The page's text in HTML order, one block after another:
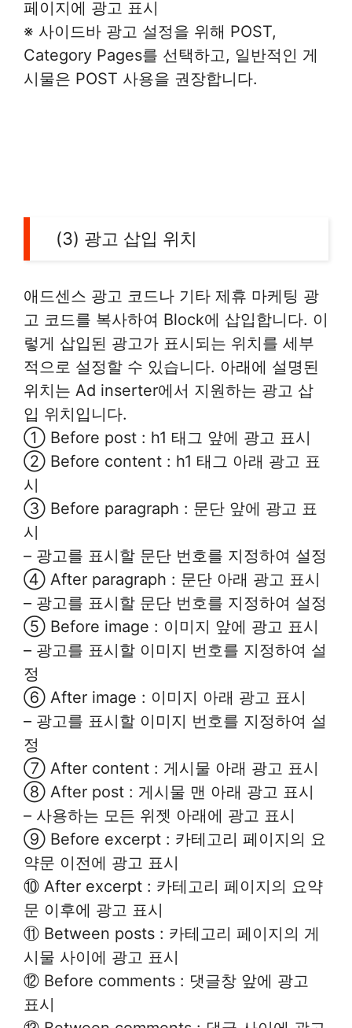
페이지에 광고 표시
※ 사이드바 광고 설정을 위해 POST,
Category Pages를 선택하고, 일반적인 게
시물은 POST 사용을 권장합니다.
(3) 광고 삽입 위치
애드센스 광고 코드나 기타 제휴 마케팅 광
고 코드를 복사하여 Block에 삽입합니다. 이
렇게 삽입된 광고가 표시되는 위치를 세부
적으로 설정할 수 있습니다. 아래에 설명된
위치는 Ad inserter에서 지원하는 광고 삽
입 위치입니다.
① Before post : h1 태그 앞에 광고 표시
② Before content : h1 태그 아래 광고 표
시
③ Before paragraph : 문단 앞에 광고 표
시
– 광고를 표시할 문단 번호를 지정하여 설정
④ After paragraph : 문단 아래 광고 표시
– 광고를 표시할 문단 번호를 지정하여 설정
⑤ Before image : 이미지 앞에 광고 표시
– 광고를 표시할 이미지 번호를 지정하여 설
정
⑥ After image : 이미지 아래 광고 표시
– 광고를 표시할 이미지 번호를 지정하여 설
정
⑦ After content : 게시물 아래 광고 표시
⑧ After post : 게시물 맨 아래 광고 표시
– 사용하는 모든 위젯 아래에 광고 표시
⑨ Before excerpt : 카테고리 페이지의 요
약문 이전에 광고 표시
⑩ After excerpt : 카테고리 페이지의 요약
문 이후에 광고 표시
⑪ Between posts : 카테고리 페이지의 게
시물 사이에 광고 표시
⑫ Before comments : 댓글창 앞에 광고
표시